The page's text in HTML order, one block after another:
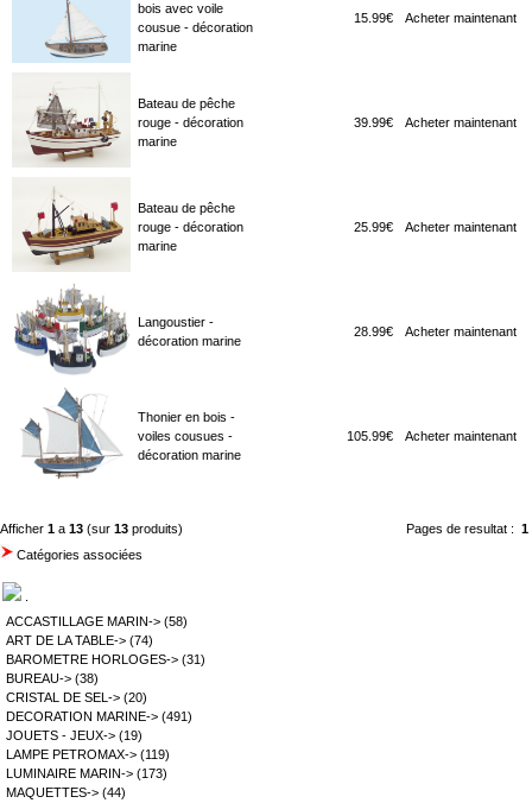
bois avec voile
cousue - décoration
marine
15.99€ Acheter maintenant
Bateau de pêche
rouge - décoration
marine
39.99€ Acheter maintenant
Bateau de pêche
rouge - décoration
marine
25.99€ Acheter maintenant
Langoustier -
décoration marine
28.99€ Acheter maintenant
Thonier en bois -
voiles cousues -
décoration marine
105.99€ Acheter maintenant
Pages de resultat : 1
Afficher 1 a 13 (sur 13 produits)
Catégories associées
ACCASTILLAGE MARIN-> (58)
ART DE LA TABLE-> (74)
BAROMETRE HORLOGES-> (31)
BUREAU-> (38)
CRISTAL DE SEL-> (20)
DECORATION MARINE-> (491)
JOUETS - JEUX-> (19)
LAMPE PETROMAX-> (119)
LUMINAIRE MARIN-> (173)
MAQUETTES-> (44)